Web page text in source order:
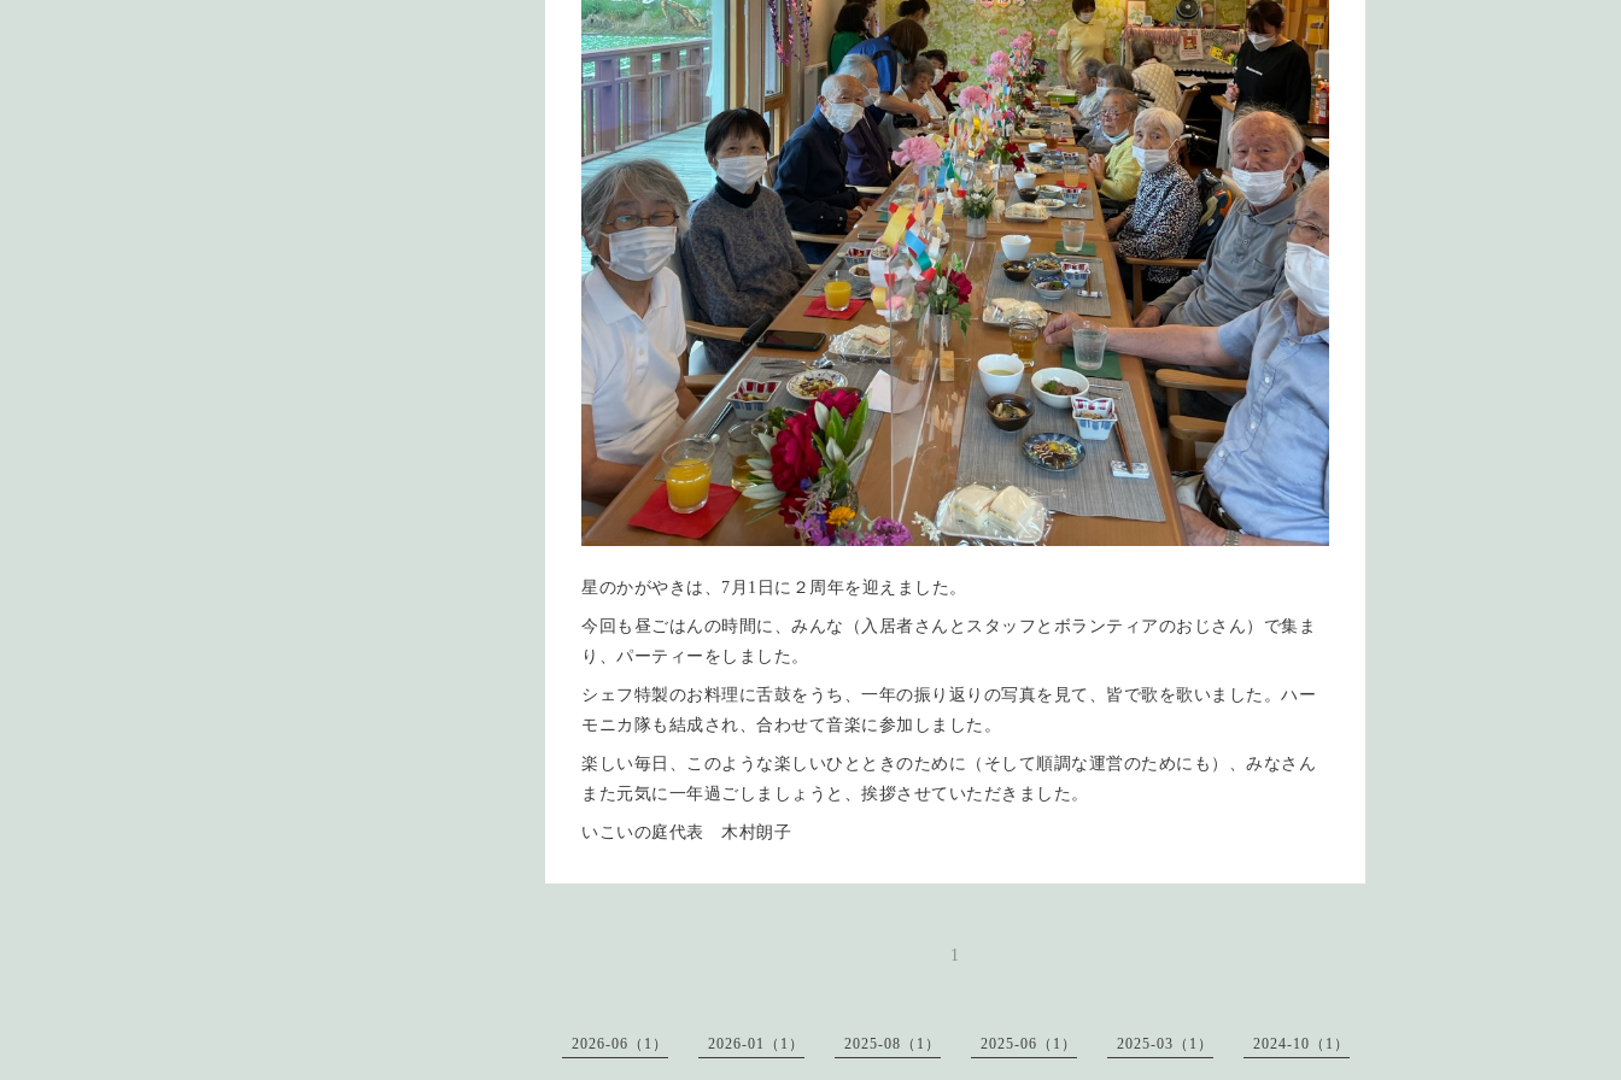
星のかがやきは、7月1日に２周年を迎えました。
今回も昼ごはんの時間に、みんな（入居者さんとスタッフとボランティアのおじさん）で集ま
り、パーティーをしました。
シェフ特製のお料理に舌鼓をうち、一年の振り返りの写真を見て、皆で歌を歌いました。ハー
モニカ隊も結成され、合わせて音楽に参加しました。
楽しい毎日、このような楽しいひとときのために（そして順調な運営のためにも）、みなさん
また元気に一年過ごしましょうと、挨拶させていただきました。
いこいの庭代表 木村朗子
1
2026-06（1） 2026-01（1） 2025-08（1） 2025-06（1） 2025-03（1） 2024-10（1）